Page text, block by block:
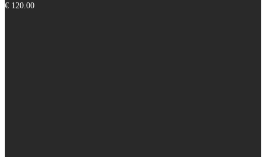
€ 120.00